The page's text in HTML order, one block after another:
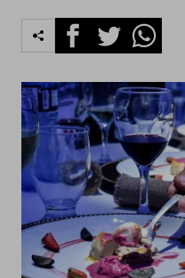
FacebookTwitterWhatsapp